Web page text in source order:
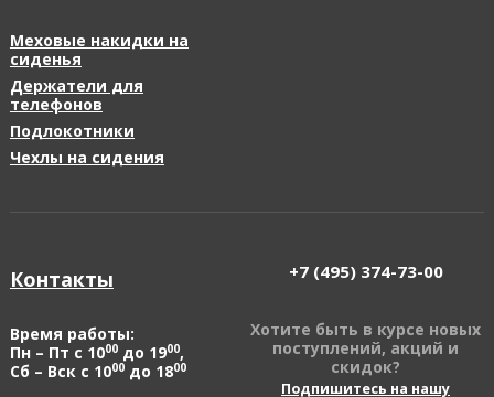
Меховые накидки на
сиденья
Держатели для
телефонов
Подлокотники
Чехлы на сидения
Контакты
Время работы:
Пн – Пт с 1000до 1900,
Сб – Вск с 1000до 1800
+7 (495) 374-73-00
Хотите быть в курсе новых
поступлений, акций и
скидок?
Подпишитесь на нашу